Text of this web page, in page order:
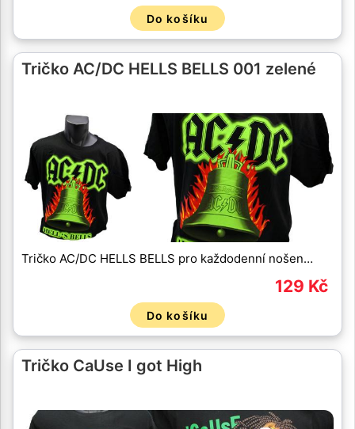
Do košíku
Tričko AC/DC HELLS BELLS 001 zelené
Tričko AC/DC HELLS BELLS pro každodenní nošen…
129 Kč
Do košíku
Tričko CaUse I got High